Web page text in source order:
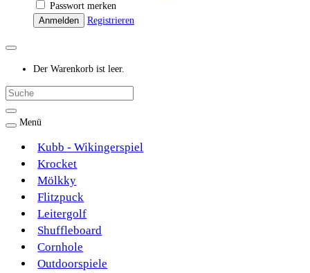
Passwort merken
Anmelden
Registrieren
Der Warenkorb ist leer.
Menü
Kubb - Wikingerspiel
Krocket
Mölkky
Flitzpuck
Leitergolf
Shuffleboard
Cornhole
Outdoorspiele